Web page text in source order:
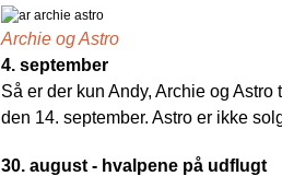
Archie og Astro
4. september
Så er der kun Andy, Archie og
den 14. september. Astro er ikke
30. august - hvalpene på udflugt